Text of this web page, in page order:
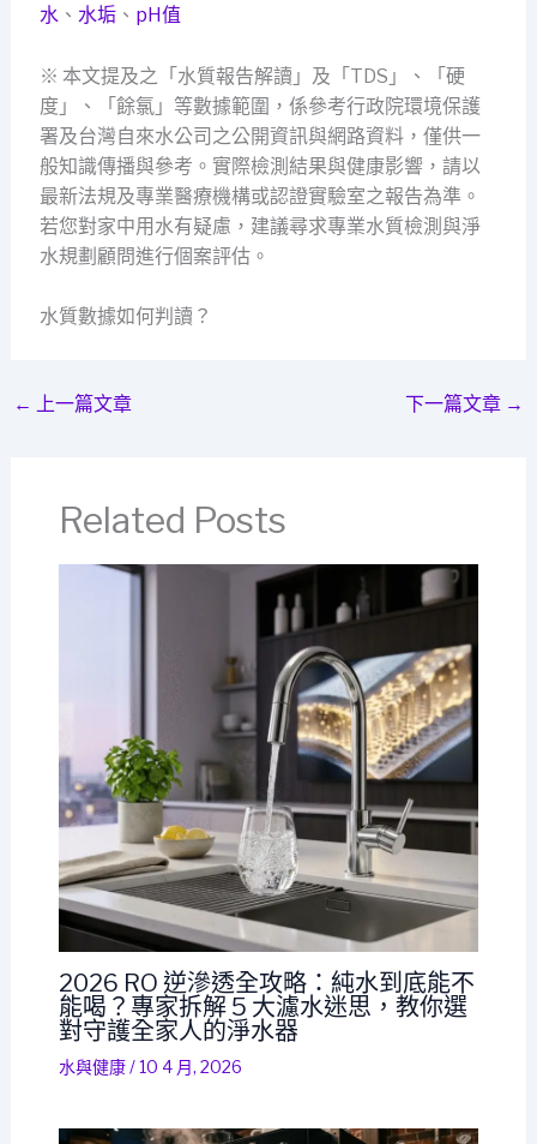
水、 水垢、 pH值
※ 本文提及之「水質報告解讀」及「TDS」、「硬
度」、「餘氯」等數據範圍，係參考行政院環境保護
署及台灣自來水公司之公開資訊與網路資料，僅供一
般知識傳播與參考。實際檢測結果與健康影響，請以
最新法規及專業醫療機構或認證實驗室之報告為準。
若您對家中用水有疑慮，建議尋求專業水質檢測與淨
水規劃顧問進行個案評估。
水質數據如何判讀？
← 上一篇文章 下一篇文章 →
Related Posts
2026 RO 逆滲透全攻略：純水到底能不
能喝？專家拆解 5 大濾水迷思，教你選
對守護全家人的淨水器
水與健康/10 4 月, 2026